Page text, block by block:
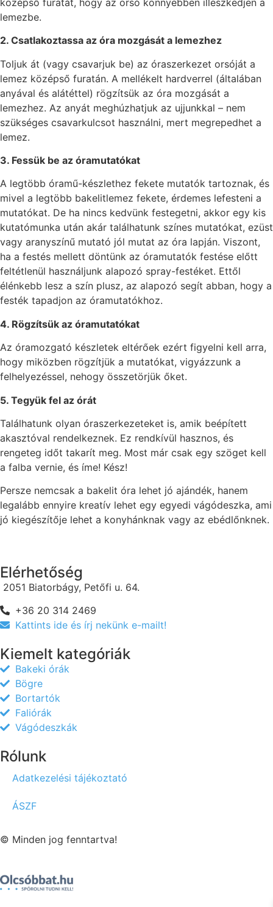
lemezbe.
2. Csatlakoztassa az óra mozgását a lemezhez
Toljuk át (vagy csavarjuk be) az óraszerkezet orsóját a
lemez középső furatán. A mellékelt hardverrel (általában
anyával és alátéttel) rögzítsük az óra mozgását a
lemezhez. Az anyát meghúzhatjuk az ujjunkkal – nem
szükséges csavarkulcsot használni, mert megrepedhet a
lemez.
3. Fessük be az óramutatókat
A legtöbb óramű-készlethez fekete mutatók tartoznak, és
mivel a legtöbb bakelitlemez fekete, érdemes lefesteni a
mutatókat. De ha nincs kedvünk festegetni, akkor egy kis
kutatómunka után akár találhatunk színes mutatókat, ezüst
vagy aranyszínű mutató jól mutat az óra lapján. Viszont,
ha a festés mellett döntünk az óramutatók festése előtt
feltétlenül használjunk alapozó spray-festéket. Ettől
élénkebb lesz a szín plusz, az alapozó segít abban, hogy a
festék tapadjon az óramutatókhoz.
4. Rögzítsük az óramutatókat
Az óramozgató készletek eltérőek ezért figyelni kell arra,
hogy miközben rögzítjük a mutatókat, vigyázzunk a
felhelyezéssel, nehogy összetörjük őket.
5. Tegyük fel az órát
Találhatunk olyan óraszerkezeteket is, amik beépített
akasztóval rendelkeznek. Ez rendkívül hasznos, és
rengeteg időt takarít meg. Most már csak egy szöget kell
a falba vernie, és íme! Kész!
Persze nemcsak a bakelit óra lehet jó ajándék, hanem
legalább ennyire kreatív lehet egy egyedi vágódeszka, ami
jó kiegészítője lehet a konyhánknak vagy az ebédlőnknek.
Elérhetőség
2051 Biatorbágy, Petőfi u. 64.
+36 20 314 2469
Kattints ide és írj nekünk e-mailt!
Kiemelt kategóriák
Bakeki órák
Bögre
Bortartók
Faliórák
Vágódeszkák
Rólunk
Adatkezelési tájékoztató
ÁSZF
© Minden jog fenntartva!